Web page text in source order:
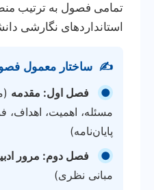
تمامی فصول به ترتیب
استانداردهای نگارشی
✍️ ساختار معمول
●
فصل اول: مقدمه
مسئله، اهمیت، اهداف،
پایان‌نامه)
●
فصل دوم: مرور
مبانی نظری)